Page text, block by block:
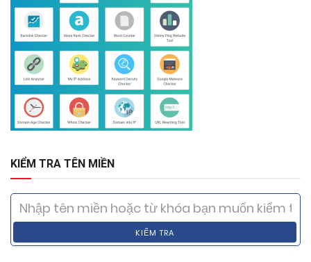
KIỂM TRA TÊN MIỀN
KIỂM TRA